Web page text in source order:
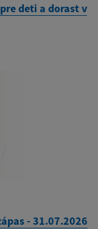
deti a dorast v
- 31.07.2026